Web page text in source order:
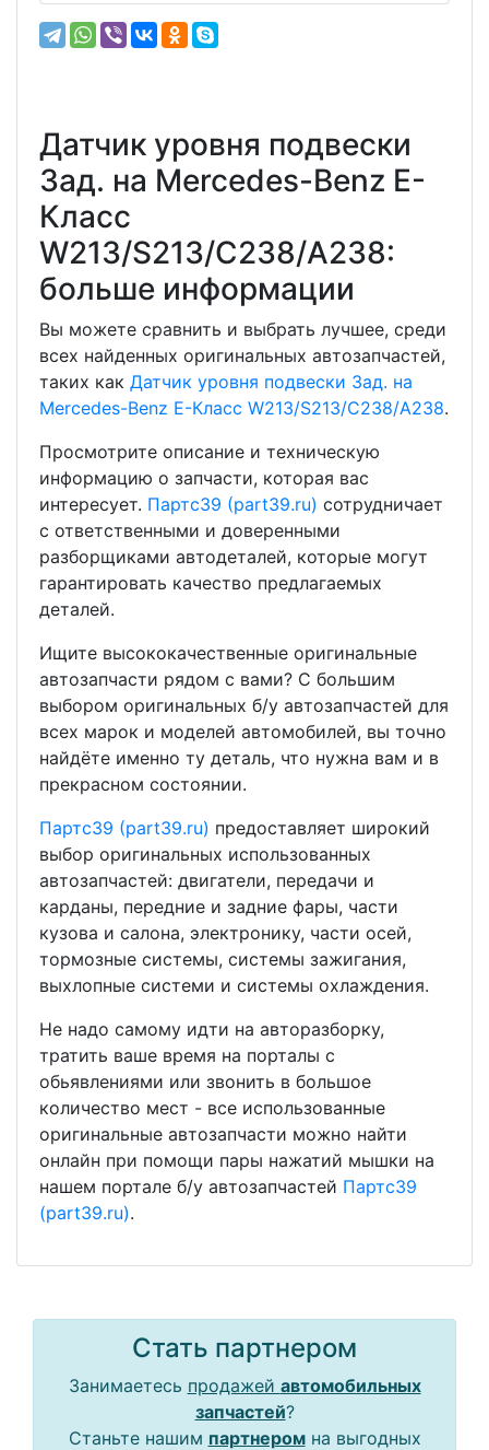
Датчик уровня подвески
Зад. на Mercedes-Benz E-
Класс
W213/S213/C238/A238:
больше информации
Вы можете сравнить и выбрать лучшее, среди
всех найденных оригинальных автозапчастей,
таких как Датчик уровня подвески Зад. на
Mercedes-Benz E-Класс W213/S213/C238/A238.
Просмотрите описание и техническую
информацию о запчасти, которая вас
интересует. Партс39 (part39.ru) сотрудничает
с ответственными и доверенными
разборщиками автодеталей, которые могут
гарантировать качество предлагаемых
деталей.
Ищите высококачественные оригинальные
автозапчасти рядом с вами? С большим
выбором оригинальных б/у автозапчастей для
всех марок и моделей автомобилей, вы точно
найдёте именно ту деталь, что нужна вам и в
прекрасном состоянии.
Партс39 (part39.ru) предоставляет широкий
выбор оригинальных использованных
автозапчастей: двигатели, передачи и
карданы, передние и задние фары, части
кузова и салона, электронику, части осей,
тормозные системы, системы зажигания,
выхлопные системи и системы охлаждения.
Не надо самому идти на авторазборку,
тратить ваше время на порталы с
обьявлениями или звонить в большое
количество мест - все использованные
оригинальные автозапчасти можно найти
онлайн при помощи пары нажатий мышки на
нашем портале б/у автозапчастей Партс39
(part39.ru).
Стать партнером
Занимаетесь продажей автомобильных
запчастей?
Станьте нашим партнеромна выгодных